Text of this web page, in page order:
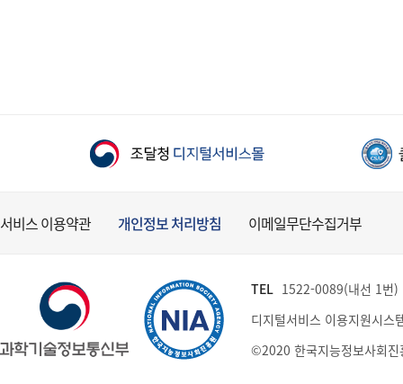
서비스 이용약관 개인정보 처리방침 이메일무단수집거부
TEL 1522-0089(내선 1번
디지털서비스 이용지원시스
©2020 한국지능정보사회진